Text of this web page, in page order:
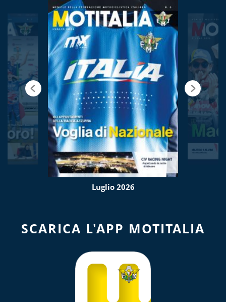
Luglio 2026
SCARICA L'APP MOTITALIA